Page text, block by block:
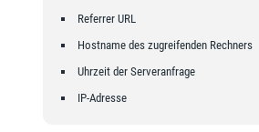
Referrer URL
Hostname des zugreifenden Rechners
Uhrzeit der Serveranfrage
IP-Adresse